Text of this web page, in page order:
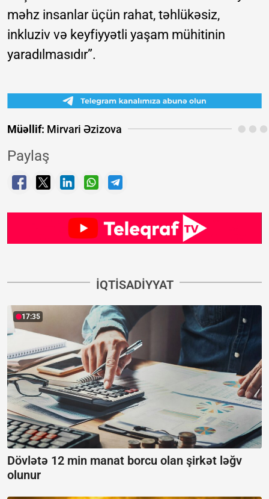
məhz insanlar üçün rahat, təhlükəsiz,
inkluziv və keyfiyyətli yaşam mühitinin
yaradılmasıdır”.
Müəllif: Mirvari Əzizova
Paylaş
İQTISADIYYAT
17:35
Dövlətə 12 min manat borcu olan şirkət ləğv
olunur